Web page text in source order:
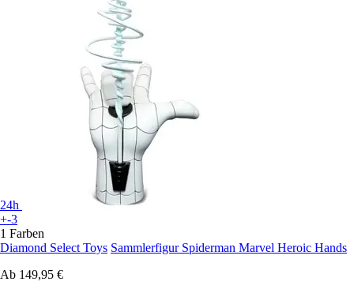
24h
+-3
1 Farben
Diamond Select Toys Sammlerfigur Spiderman Marvel Heroic Hands
Ab 149,95 €